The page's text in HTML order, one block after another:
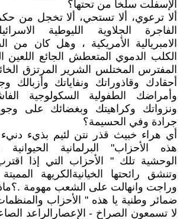
الإسفلت سلخا من تحتها؟
ألا ترعوي، ألا تستحي، ألا تخجل من حكم
الفاجرة الجلاوية الليوطية
الامبريالية الأمريكية ، وهل كان من
الكلب الدموي المتعطش الجائع اللعين
المفترس المختلس الشرير المرتزق
أحقادك وقاذوراتك ونفاياتك وأزبالك
وأمراضك الطفولية السكولوجية
ونزواتك وكراهيتك وبغضائك على
جرادة وفي الحسيمة؟
أي هراء خبيث قذر نتن لئيم بذيء دنيء
هذه الأحزاب" البرلمانية الحيوانية
الوحشية تلك " الأحزاب التي إذا
وتنشق رائحتها الخيانيةالكريهة
وراجت وانهالت على الشعب مهومة
ضمائر وطنية يا هذه " الأحزاب
لا تسمعون الصراخ - الإعصارالراعد